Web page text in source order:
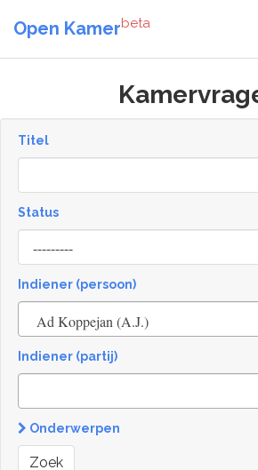
Open Kamerbeta
Titel
Status
[invalid
name]
Indiener (persoon)
Ad Koppejan (A.J.)
Indiener (partij)
Onderwerpen
Zoek